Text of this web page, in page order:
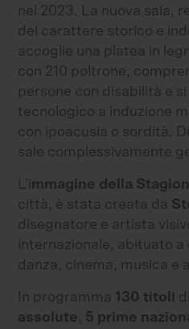
nel 2023. La nuova sala,
del carattere storico e
accoglie una platea in
con 210 poltrone,
persone con disabilità e
tecnologico a induzione
con ipoacusia o sordità.
sale complessivamente
L’immagine della
città, è stata creata da
disegnatore e artista
internazionale, abituato
danza, cinema, musica e
In programma 130 titoli
assolute, 5 prime